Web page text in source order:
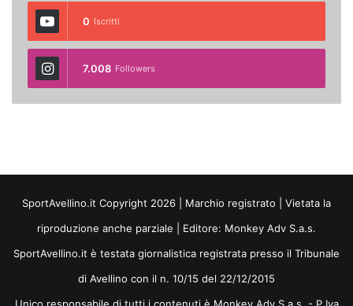
0 Iscritti
7.008 Followers
SportAvellino.it Copyright 2026 | Marchio registrato | Vietata la
riproduzione anche parziale | Editore: Monkey Adv S.a.s.
SportAvellino.it è testata giornalistica registrata presso il Tribunale
di Avellino con il n. 10/15 del 22/12/2015